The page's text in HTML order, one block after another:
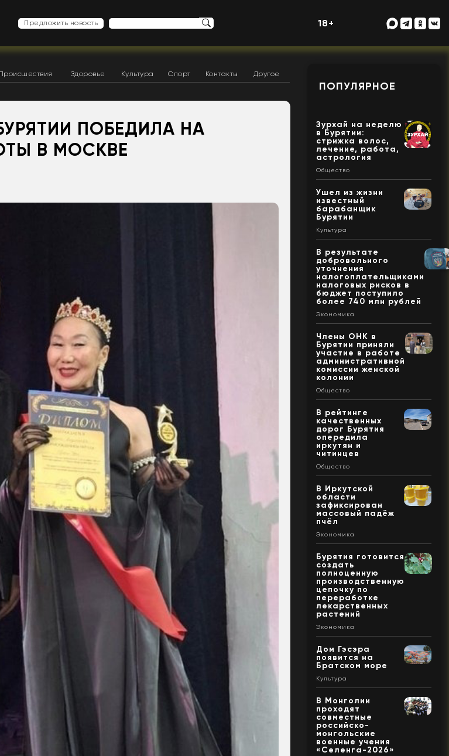
Предложить новость 18+
Происшествия Здоровье Культура Спорт Контакты Другое
ПОБЕДИЛА НА
В МОСКВЕ
ПОПУЛЯРНОЕ
Зурхай на неделю
в Бурятии:
стрижка волос,
лечение, работа,
астрология
Общество
Ушел из жизни
известный
барабанщик
Бурятии
Культура
В результате
добровольного
уточнения
налогоплательщиками
налоговых рисков в
бюджет поступило
более 740 млн рублей
Экономика
Члены ОНК в
Бурятии приняли
участие в работе
административной
комиссии женской
колонии
Общество
В рейтинге
качественных
дорог Бурятия
опередила
иркутян и
читинцев
Общество
В Иркутской
области
зафиксирован
массовый падёж
пчёл
Экономика
Бурятия готовится
создать
полноценную
производственную
цепочку по
переработке
лекарственных
растений
Экономика
Дом Гэсэра
появится на
Братском море
Культура
В Монголии
проходят
совместные
российско-
монгольские
военные учения
«Селенга-2026»